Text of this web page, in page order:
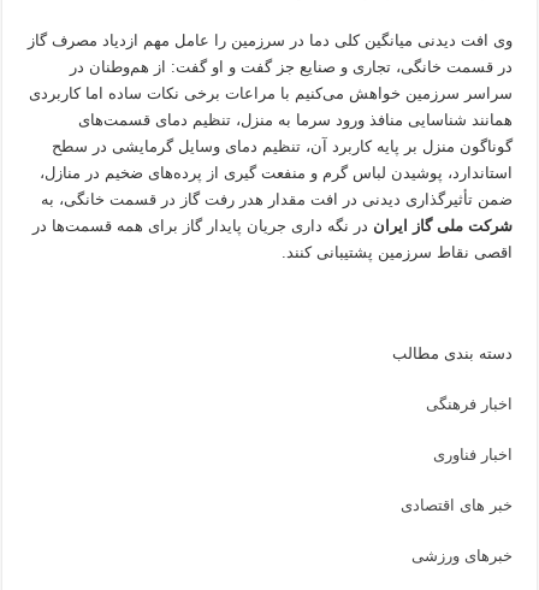
وی افت دیدنی میانگین کلی دما در سرزمین را عامل مهم ازدیاد مصرف گاز
در قسمت خانگی، تجاری و صنایع جز گفت و او گفت: از هم‌وطنان در
سراسر سرزمین خواهش می‌کنیم با مراعات برخی نکات ساده اما کاربردی
همانند شناسایی منافذ ورود سرما به منزل، تنظیم دمای قسمت‌های
گوناگون منزل بر پایه کاربرد آن، تنظیم دمای وسایل گرمایشی در سطح
استاندارد، پوشیدن لباس گرم و منفعت گیری از پرده‌های ضخیم در منازل،
ضمن تأثیرگذاری دیدنی در افت مقدار هدر رفت گاز در قسمت خانگی، به
شرکت ملی گاز ایران در نگه داری جریان پایدار گاز برای همه قسمت‌ها در
اقصی نقاط سرزمین پشتیبانی کنند.
دسته بندی مطالب
اخبار فرهنگی
اخبار فناوری
خبر های اقتصادی
خبرهای ورزشی